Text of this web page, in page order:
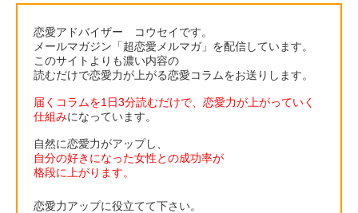
恋愛アドバイザー コウセイです。
メールマガジン「超恋愛メルマガ」を配信しています。
このサイトよりも濃い内容の
読むだけで恋愛力が上がる恋愛コラムをお送りします。
届くコラムを1日3分読むだけで、恋愛力が上がっていく
仕組みになっています。
自然に恋愛力がアップし、
自分の好きになった女性との成功率が
格段に上がります。
恋愛力アップに役立てて下さい。